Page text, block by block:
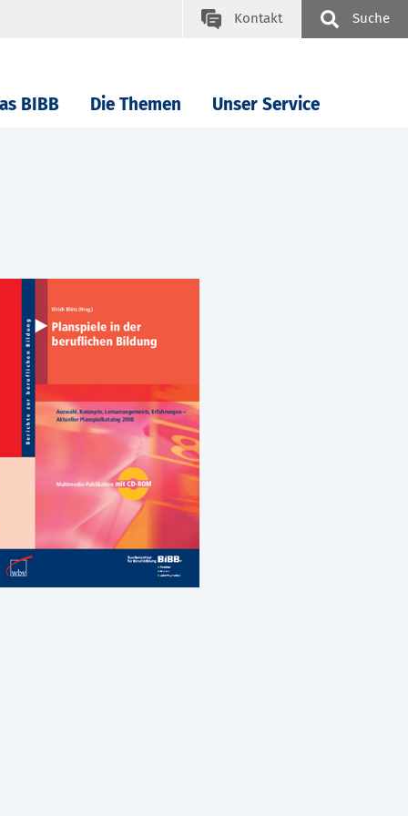
Kontakt Suche
BIBB Die Themen Unser Service